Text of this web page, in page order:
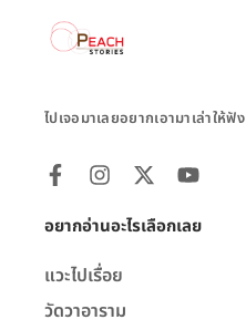
ไปเจอมาเลยอยากเอามาเล่าให้ฟัง
อยากอ่านอะไรเลือกเลย
แวะไปเรื่อย
วัดวาอาราม